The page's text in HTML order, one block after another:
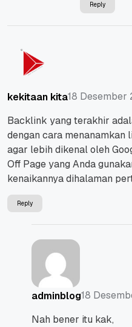
Reply
kekitaan kita18 Desember
Backlink yang terakhir
dengan cara menanamkan
agar lebih dikenal oleh
Off Page yang Anda
kenaikannya dihalaman
Reply
adminblog18
Nah bener itu kak,